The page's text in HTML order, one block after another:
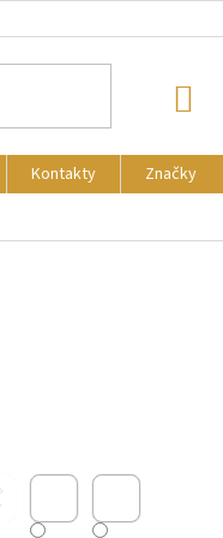
Kontakty
Značky